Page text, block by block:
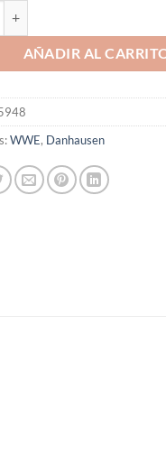
AÑADIR AL
WWE, Danhausen